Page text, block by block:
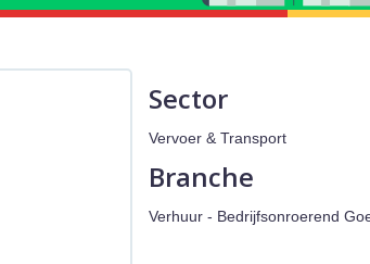
Sector
Vervoer & Transport
Branche
Verhuur - Bedrijfsonroerend